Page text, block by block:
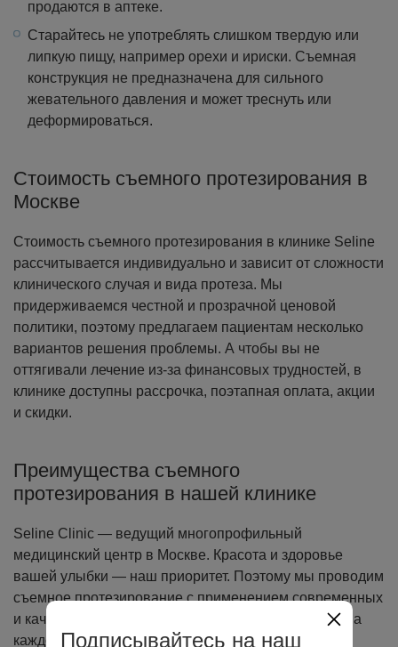
продаются в аптеке.
Старайтесь не употреблять слишком твердую или
липкую пищу, например орехи и ириски. Съемная
конструкция не предназначена для сильного
жевательного давления и может треснуть или
деформироваться.
Стоимость съемного протезирования в
Москве
Стоимость съемного протезирования в клинике Seline
рассчитывается индивидуально и зависит от сложности
клинического случая и вида протеза. Мы
придерживаемся честной и прозрачной ценовой
политики, поэтому предлагаем пациентам несколько
вариантов решения проблемы. А чтобы вы не
оттягивали лечение из-за финансовых трудностей, в
клинике доступны рассрочка, поэтапная оплата, акции
и скидки.
Преимущества съемного
протезирования в нашей клинике
Seline Clinic — ведущий многопрофильный
медицинский центр в Москве. Красота и здоровье
вашей улыбки — наш приоритет. Поэтому мы проводим
съемное протезирование с применением современных
и качественных протезов, с вниманием и заботой на
каждом этапе.Подписывайтесь на наш